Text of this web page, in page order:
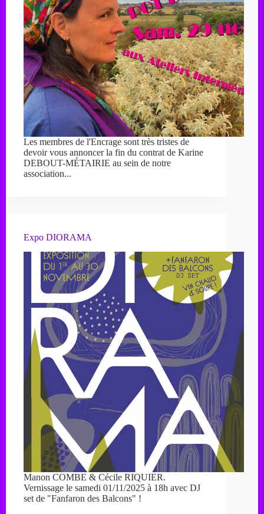
Les membres de l'Encrage sont très tristes de
devoir vous annoncer la fin du contrat de Karine
DEBOUT-MÉTAIRIE au sein de notre
association...
Expo DIORAMA
Manon COMBE & Cécile RIQUIER.
Vernissage le samedi 01/11/2025 à 18h avec DJ
set de "Fanfaron des Balcons" !